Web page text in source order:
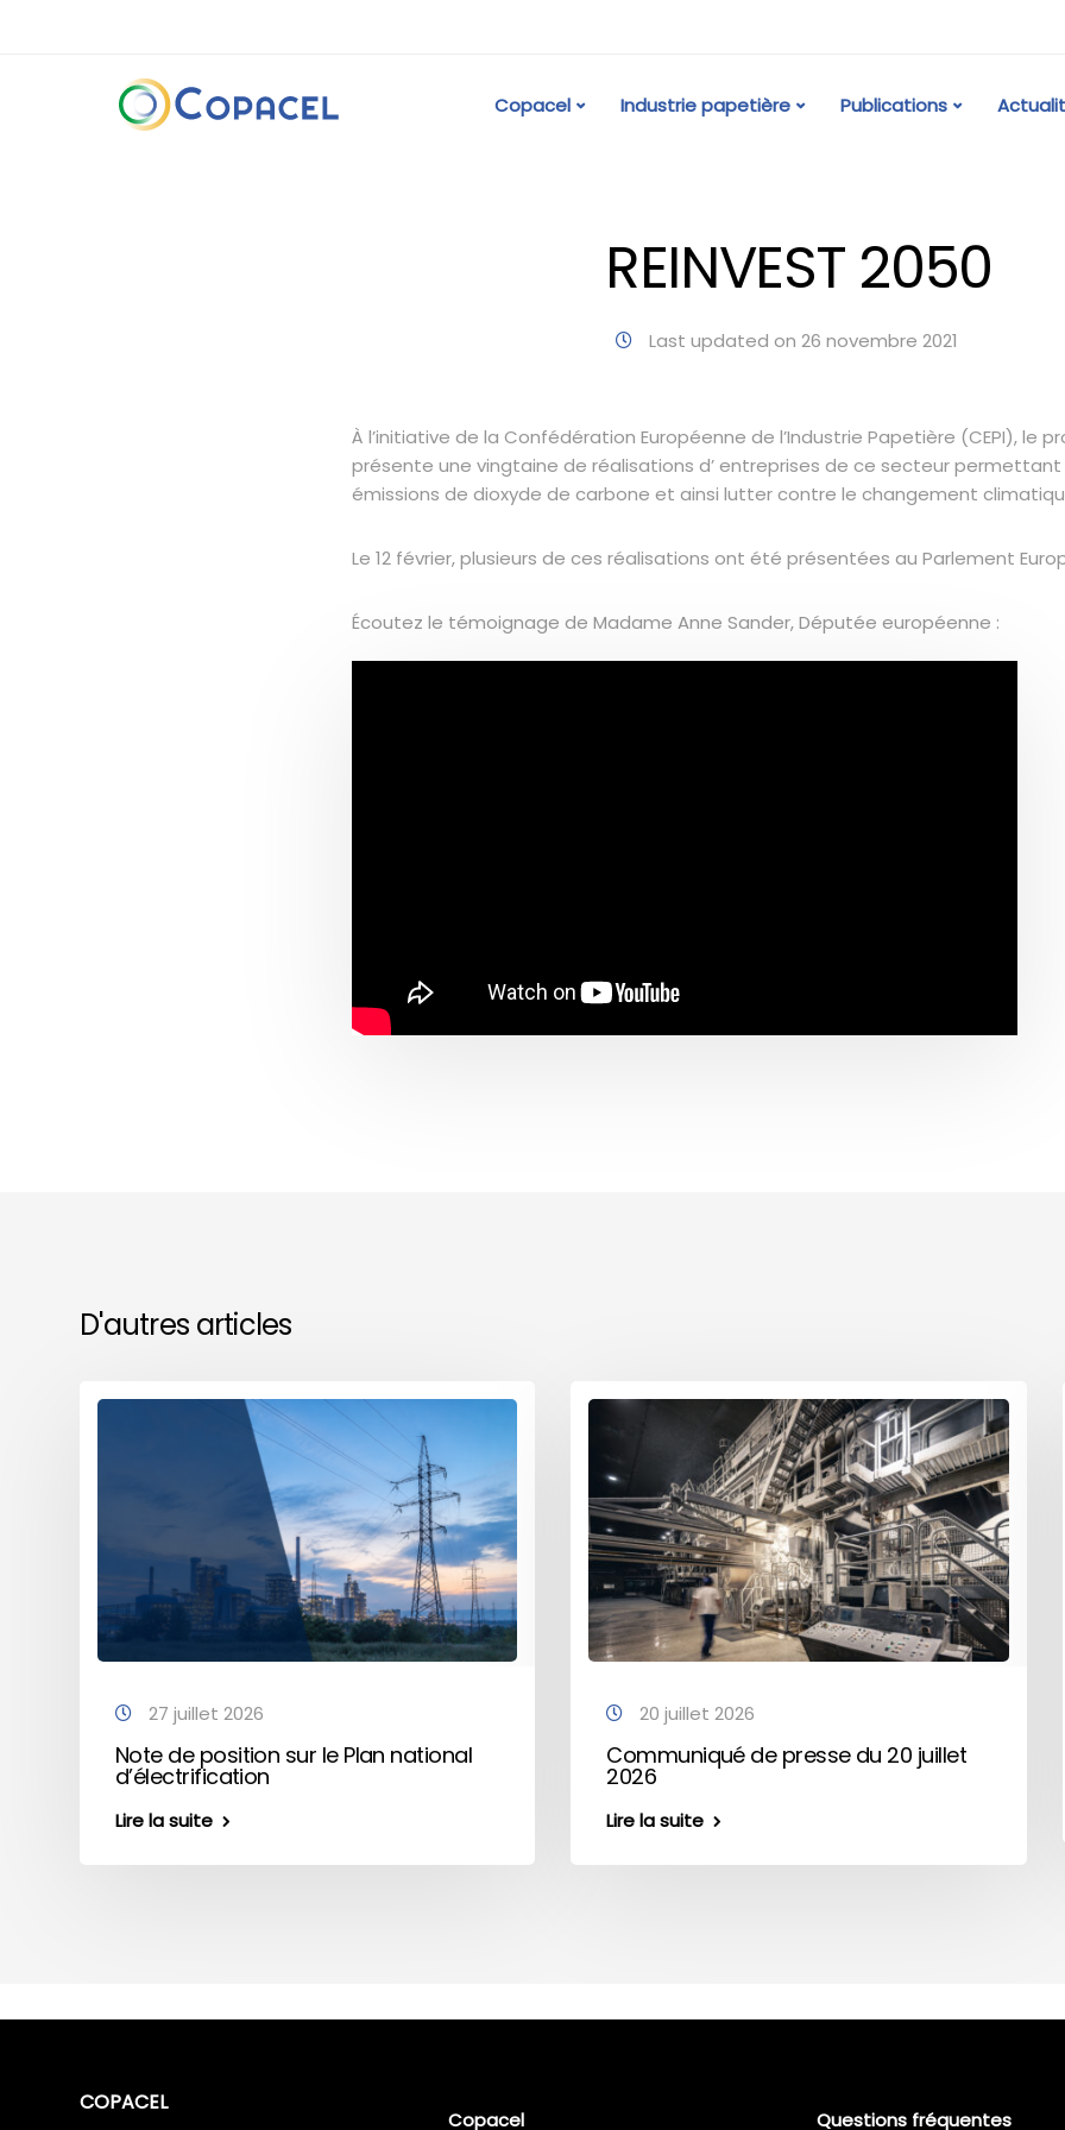
Copacel Industrie papetière Publications
REINVEST 2050
Last updated on 26 novembre 2021
À l’initiative de la Confédération Européenne de l’Industrie Papetière (CEPI), le
présente une vingtaine de réalisations d’ entreprises de ce secteur permettant
émissions de dioxyde de carbone et ainsi lutter contre le changement
Le 12 février, plusieurs de ces réalisations ont été présentées au Parlement
Écoutez le témoignage de Madame Anne Sander, Députée européenne :
D'autres articles
27 juillet 2026
Note de position sur le Plan national
d’électrification
Lire la suite
20 juillet 2026
Communiqué de presse du 20 juillet
2026
Lire la suite
COPACEL
Copacel Questions fréquentes